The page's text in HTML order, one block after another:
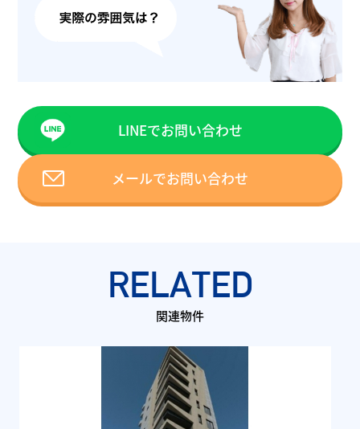
LINEでお問い合わせ
メールでお問い合わせ
RELATED
関連物件